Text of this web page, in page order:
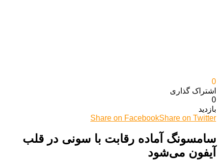
0
اشتراک گذاری‌
0
بازدید
Share on FacebookShare on Twitter
سامسونگ آماده رقابت با سونی در قلب
آیفون می‌شود